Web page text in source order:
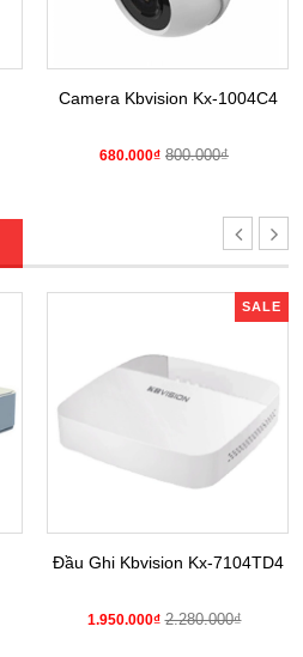
Camera Kbvision Kx-1004C4
680.000₫ 800.000₫
SALE
Đầu Ghi Kbvision Kx-7104TD4
1.950.000₫ 2.280.000₫